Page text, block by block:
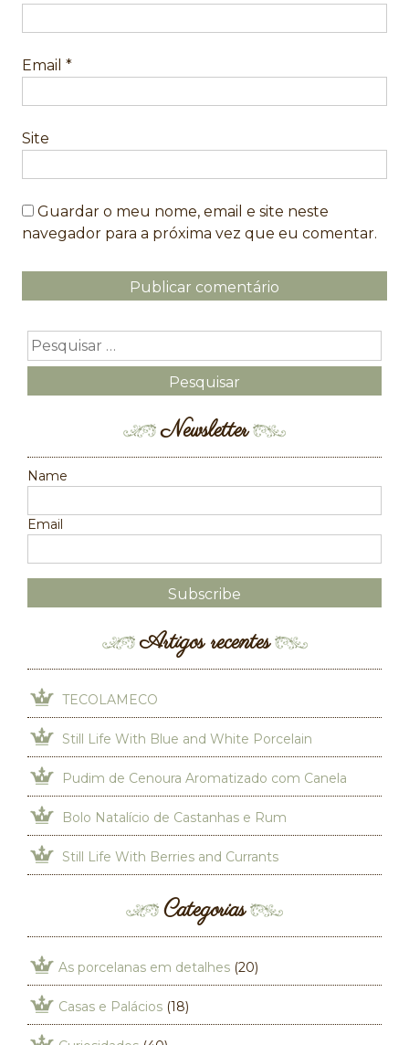
Email *
Site
Guardar o meu nome, email e site neste
navegador para a próxima vez que eu comentar.
Newsletter
Name
Email
Artigos recentes
TECOLAMECO
Still Life With Blue and White Porcelain
Pudim de Cenoura Aromatizado com Canela
Bolo Natalício de Castanhas e Rum
Still Life With Berries and Currants
Categorias
As porcelanas em detalhes (20)
Casas e Palácios (18)